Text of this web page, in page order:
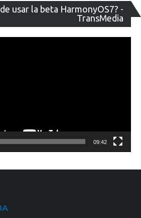
usar la beta HarmonyOS7? -
TransMedia
de
09:42